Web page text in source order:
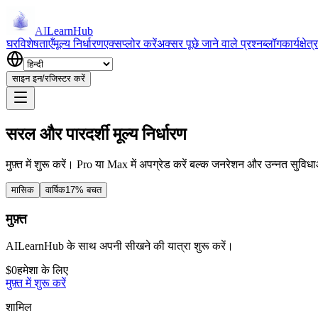
AILearnHub
घरविशेषताएँमूल्य निर्धारणएक्सप्लोर करेंअक्सर पूछे जाने वाले प्रश्नब्लॉगकार्यक्षेत्र
साइन इन/रजिस्टर करें
सरल और पारदर्शी मूल्य निर्धारण
मुफ़्त में शुरू करें। Pro या Max में अपग्रेड करें बल्क जनरेशन और उन्नत
मासिक वार्षिक17% बचत
मुफ़्त
AILearnHub के साथ अपनी सीखने की यात्रा शुरू करें।
$0हमेशा के लिए
मुफ़्त में शुरू करें
शामिल